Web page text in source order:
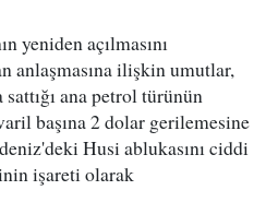
yeniden açılmasını
anlaşmasına ilişkin umutlar,
ana petrol türünün
başına 2 dolar gerilemesine
Husi ablukasını ciddi
işareti olarak